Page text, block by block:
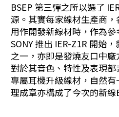
BSEP 第三彈之所以選了
源。其實每家線材生產商
用作開發新線材時，作為
SONY 推出 IER-Z1R 開始
之一，亦即是發燒友口中廠
對於其音色、特性及表現
專屬耳機升級線材，自然
理成章亦構成了今次的新線